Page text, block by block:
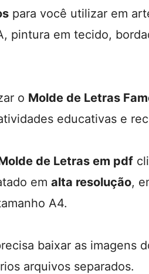
para você utilizar em
pintura em tecido,
o Molde de Letras
educativas e
de Letras em pdf
em alta resolução,
A4.
baixar as imagens
arquivos separados.